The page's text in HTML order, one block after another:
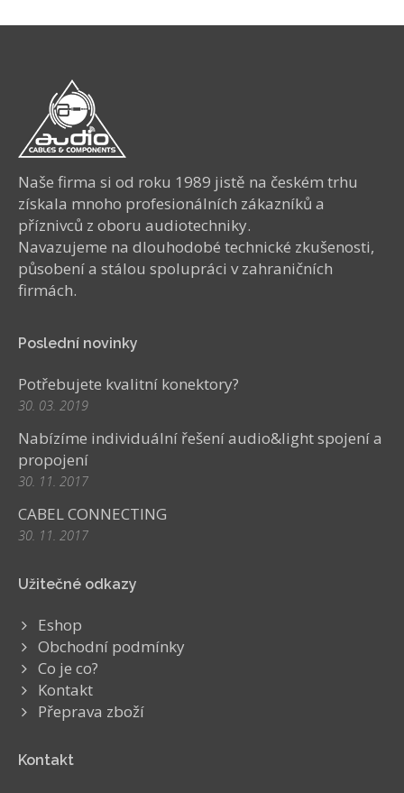
Naše firma si od roku 1989 jistě na českém trhu
získala mnoho profesionálních zákazníků a
příznivců z oboru audiotechniky.
Navazujeme na dlouhodobé technické zkušenosti,
působení a stálou spolupráci v zahraničních
firmách.
Poslední novinky
Potřebujete kvalitní konektory?
30. 03. 2019
Nabízíme individuální řešení audio&light spojení a
propojení
30. 11. 2017
CABEL CONNECTING
30. 11. 2017
Užitečné odkazy
Eshop
Obchodní podmínky
Co je co?
Kontakt
Přeprava zboží
Kontakt